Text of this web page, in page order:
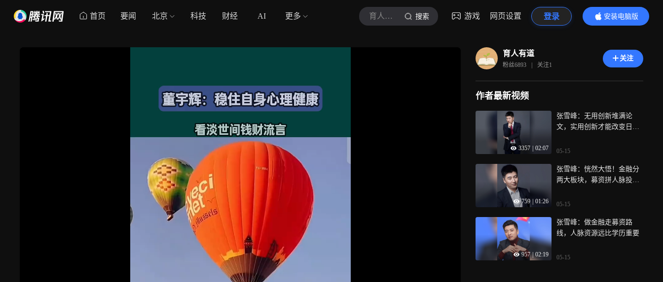
首页 要闻 北京 科技 财经 AI 更多 育人有道 搜索 游戏 网页设置 登录
安装电脑版
内容更精彩
育人有道
粉丝6893 | 关注1
关注
作者最新视频
3357 02:07
张雪峰：无用创新堆满论
文，实用创新才能改变日常
05-15
759 01:26
张雪峰：恍然大悟！金融分
两大板块，募资拼人脉投资
05-15
957 | 02:19
张雪峰：做金融走募资路
线，人脉资源远比学历重要
05-15